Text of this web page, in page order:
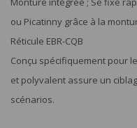
ou Picatinny grâce à la
Réticule EBR-CQB
Conçu spécifiquement pour
et polyvalent assure un
scénarios.